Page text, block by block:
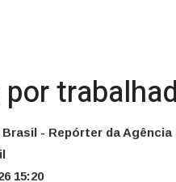
por
- Repórter da Agência
15:20